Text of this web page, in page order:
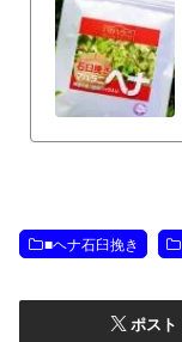
■ヘナ石臼挽き
ポスト